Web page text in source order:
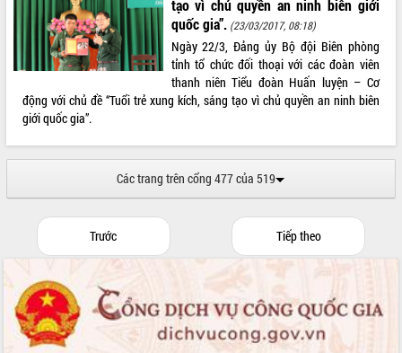
nghiệp Đắk Lắk tăng trưởng bứt phá
Triển khai đồng bộ đo đạc, lập hồ sơ
địa chính, hoàn thiện cơ sở dữ liệu đất
đai
Ứng dụng sinh trắc học - Bước tiến
trong hành trình chuyển đổi số tại Đắk
Lắk
Đắk Lắk nâng cao hiệu quả công tác
Đắk Lắk đẩy mạnh nuôi biển công
bền vững
Tập huấn nâng cao năng lực triển khai
chuyển đổi số cho cán bộ, công chức
cấp xã
Đắk Lắk phát động hưởng ứng Ngày
Quyền của người tiêu dùng Việt Nam
2026
tạo vì chủ quyền an ninh biên giới
quốc gia”. (23/03/2017, 08:18)
Ngày 22/3, Đảng ủy Bộ đội Biên phòng
tỉnh tổ chức đối thoại với các đoàn viên
thanh niên Tiểu đoàn Huấn luyện – Cơ
động với chủ đề “Tuổi trẻ xung kích, sáng tạo vì chủ quyền an ninh biên
giới quốc gia”.
Các trang trên cổng 477 của 519
Trước Tiếp theo